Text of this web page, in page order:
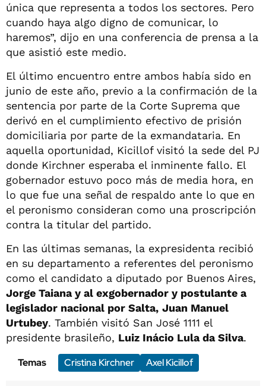
única que representa a todos los sectores. Pero
cuando haya algo digno de comunicar, lo
haremos”, dijo en una conferencia de prensa a la
que asistió este medio.
El último encuentro entre ambos había sido en
junio de este año, previo a la confirmación de la
sentencia por parte de la Corte Suprema que
derivó en el cumplimiento efectivo de prisión
domiciliaria por parte de la exmandataria. En
aquella oportunidad, Kicillof visitó la sede del PJ
donde Kirchner esperaba el inminente fallo. El
gobernador estuvo poco más de media hora, en
lo que fue una señal de respaldo ante lo que en
el peronismo consideran como una proscripción
contra la titular del partido.
En las últimas semanas, la expresidenta recibió
en su departamento a referentes del peronismo
como el candidato a diputado por Buenos Aires,
Jorge Taiana y al exgobernador y postulante a
legislador nacional por Salta, Juan Manuel
Urtubey. También visitó San José 1111 el
presidente brasileño, Luiz Inácio Lula da Silva.
Temas
Cristina Kirchner Axel Kicillof